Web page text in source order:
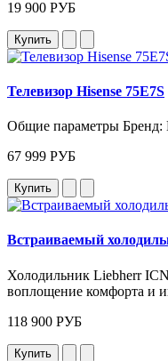
19 900 РУБ
Купить
Телевизор Hisense 75E7S
Общие параметры Бренд:
67 999 РУБ
Купить
Встраиваемый
Холодильник Liebherr
воплощение комфорта и
118 900 РУБ
Купить